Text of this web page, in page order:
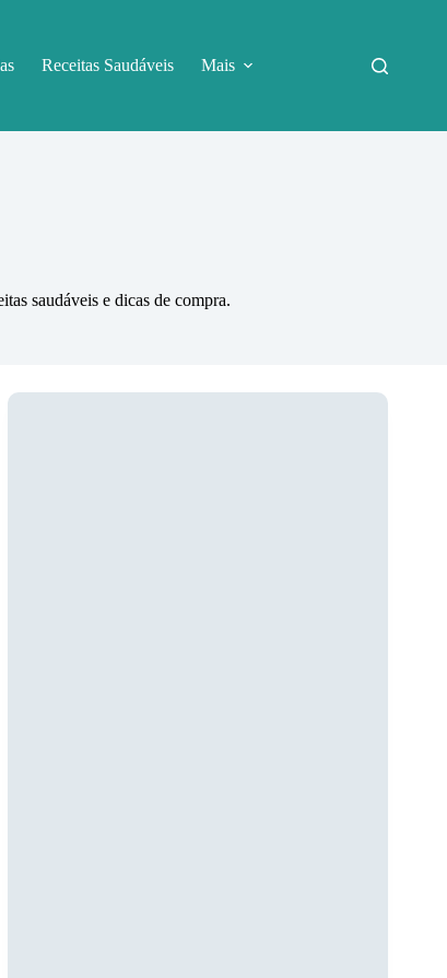
Receitas Saudáveis Mais
saudáveis e dicas de compra.